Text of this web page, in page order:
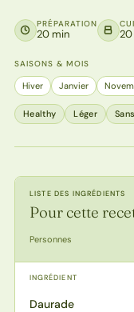
PRÉPARATION
20 min 20
SAISONS & MOIS
Hiver Janvier
Healthy Léger
LISTE DES INGRÉDIENTS
Pour cette
Personnes
INGRÉDIENT
Daurade